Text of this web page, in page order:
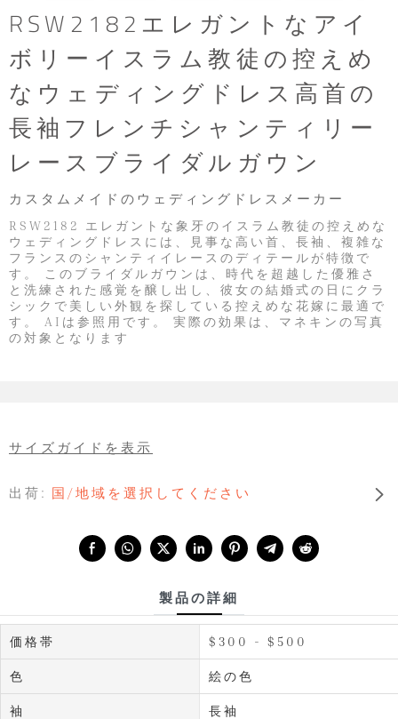
RSW2182エレガントなアイ
ボリーイスラム教徒の控えめ
なウェディングドレス高首の
長袖フレンチシャンティリー
レースブライダルガウン
カスタムメイドのウェディングドレスメーカー
RSW2182 エレガントな象牙のイスラム教徒の控えめな
ウェディングドレスには、見事な高い首、長袖、複雑な
フランスのシャンティイレースのディテールが特徴で
す。 このブライダルガウンは、時代を超越した優雅さ
と洗練された感覚を醸し出し、彼女の結婚式の日にクラ
シックで美しい外観を探している控えめな花嫁に最適で
す。 AIは参照用です。 実際の効果は、マネキンの写真
の対象となります
出荷: 国/地域を選択してください
サイズガイドを表示
製品の詳細
価格帯 $300 - $500
色 絵の色
袖 長袖